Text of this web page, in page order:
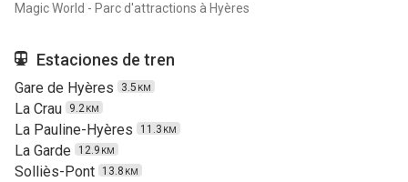
Magic World - Parc d'attractions à Hyères
Estaciones de tren
Gare de Hyères 3.5 KM
La Crau 9.2KM
La Pauline-Hyères 11.3 KM
La Garde 12.9 KM
Solliès-Pont 13.8 KM